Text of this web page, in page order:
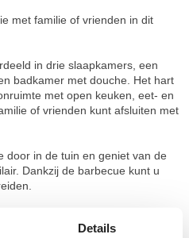
met familie of vrienden in dit
in drie slaapkamers, een
badkamer met douche. Het hart
met open keuken, eet- en
of vrienden kunt afsluiten met
door in de tuin en geniet van de
Dankzij de barbecue kunt u
vangen. Het hele gezin kan
Details